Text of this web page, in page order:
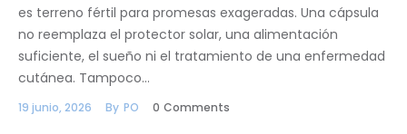
es terreno fértil para promesas exageradas. Una cápsula
no reemplaza el protector solar, una alimentación
suficiente, el sueño ni el tratamiento de una enfermedad
cutánea. Tampoco…
19 junio, 2026 By PO 0 Comments